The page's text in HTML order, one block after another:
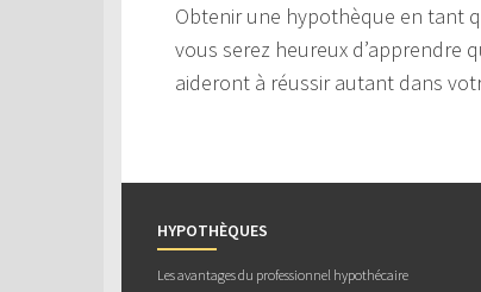
Obtenir une hypothèque en tant
vous serez heureux d’apprendre
aideront à réussir autant dans
HYPOTHÈQUES
Les avantages du professionnel hypothécaire